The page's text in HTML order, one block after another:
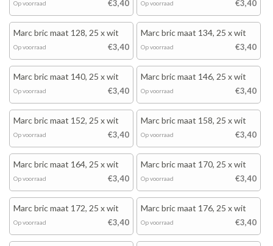
€3,40
Op voorraad €3,40
Op voorraad
Marc bric maat 128, 25 x wit
€3,40
Op voorraad
Marc bric maat 134, 25 x wit
€3,40
Op voorraad
Marc bric maat 140, 25 x wit
€3,40
Op voorraad
Marc bric maat 146, 25 x wit
€3,40
Op voorraad
Marc bric maat 152, 25 x wit
€3,40
Op voorraad
Marc bric maat 158, 25 x wit
€3,40
Op voorraad
Marc bric maat 164, 25 x wit
€3,40
Op voorraad
Marc bric maat 170, 25 x wit
€3,40
Op voorraad
Marc bric maat 172, 25 x wit
€3,40
Op voorraad
Marc bric maat 176, 25 x wit
€3,40
Op voorraad